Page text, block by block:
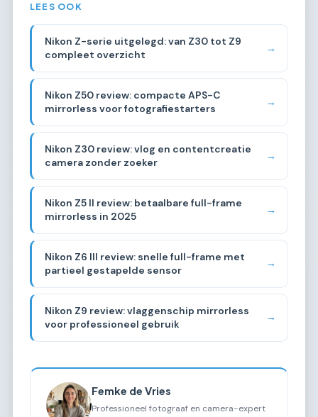
LEES OOK
Nikon Z-serie uitgelegd: van Z30 tot Z9
compleet overzicht
→
Nikon Z50 review: compacte APS-C
mirrorless voor fotografiestarters
→
Nikon Z30 review: vlog en contentcreatie
camera zonder zoeker
→
Nikon Z5 II review: betaalbare full-frame
mirrorless in 2025
→
Nikon Z6 III review: snelle full-frame met
partieel gestapelde sensor
→
Nikon Z9 review: vlaggenschip mirrorless
voor professioneel gebruik
→
Femke de Vries
Professioneel fotograaf en camera-expert